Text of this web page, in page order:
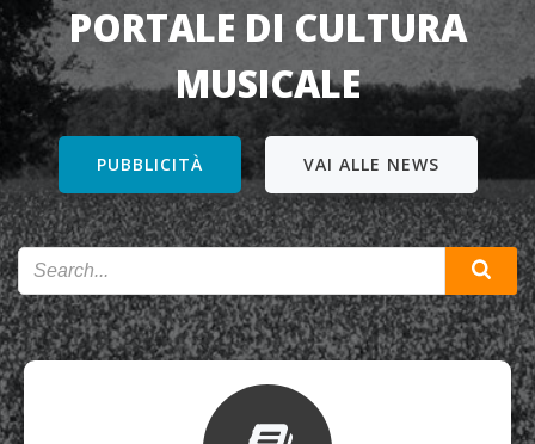
PORTALE DI CULTURA
MUSICALE
PUBBLICITÀ VAI ALLE NEWS